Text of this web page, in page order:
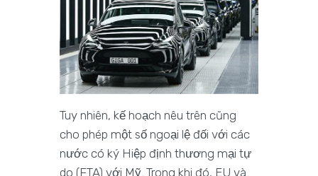
Tuy nhiên, kế hoạch nêu trên cũng
cho phép một số ngoại lệ đối với các
nước có ký Hiệp định thương mại tự
do (FTA) với Mỹ. Trong khi đó, EU và